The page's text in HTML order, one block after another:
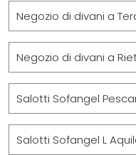
Negozio di divani a
Negozio di divani a
Salotti Sofangel
Salotti Sofangel L